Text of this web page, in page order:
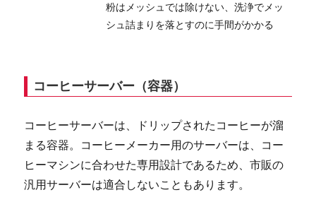
粉はメッシュでは除けない、洗浄でメッ
シュ詰まりを落とすのに手間がかかる
コーヒーサーバー（容器）
コーヒーサーバーは、ドリップされたコーヒーが溜
まる容器。コーヒーメーカー用のサーバーは、コー
ヒーマシンに合わせた専用設計であるため、市販の
汎用サーバーは適合しないこともあります。